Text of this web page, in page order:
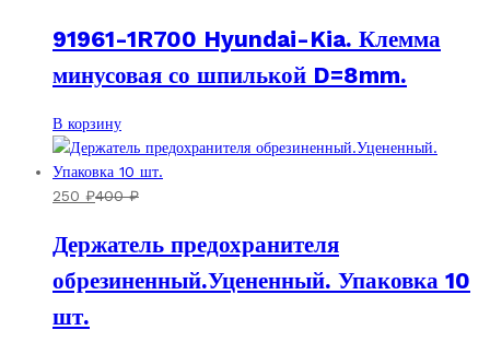
91961-1R700 Hyundai-Kia. Клемма
минусовая со шпилькой D=8mm.
В корзину
250 ₽400₽
Держатель предохранителя
обрезиненный.Уцененный. Упаковка 10
шт.